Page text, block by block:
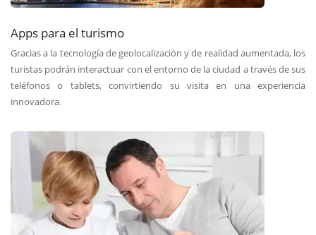
Apps para el turismo
Gracias a la tecnología de geolocalización y de realidad aumentada, los
turistas podrán interactuar con el entorno de la ciudad a través de sus
teléfonos o tablets, convirtiendo su visita en una experiencia
innovadora.